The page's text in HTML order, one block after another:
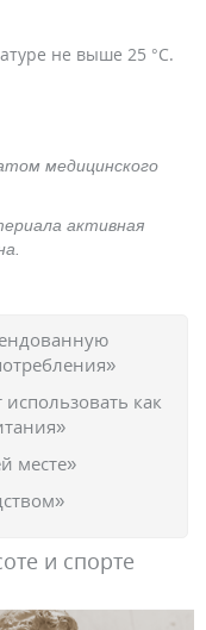
не выше 25 °C.
медицинского
активная
использовать как
месте»
и спорте